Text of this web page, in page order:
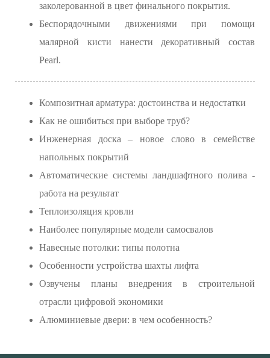
заколерованной в цвет финального покрытия.
Беспорядочными движениями при помощи
малярной кисти нанести декоративный состав
Pearl.
Композитная арматура: достоинства и недостатки
Как не ошибиться при выборе труб?
Инженерная доска – новое слово в семействе
напольных покрытий
Автоматические системы ландшафтного полива -
работа на результат
Теплоизоляция кровли
Наиболее популярные модели самосвалов
Навесные потолки: типы полотна
Особенности устройства шахты лифта
Озвучены планы внедрения в строительной
отрасли цифровой экономики
Алюминиевые двери: в чем особенность?